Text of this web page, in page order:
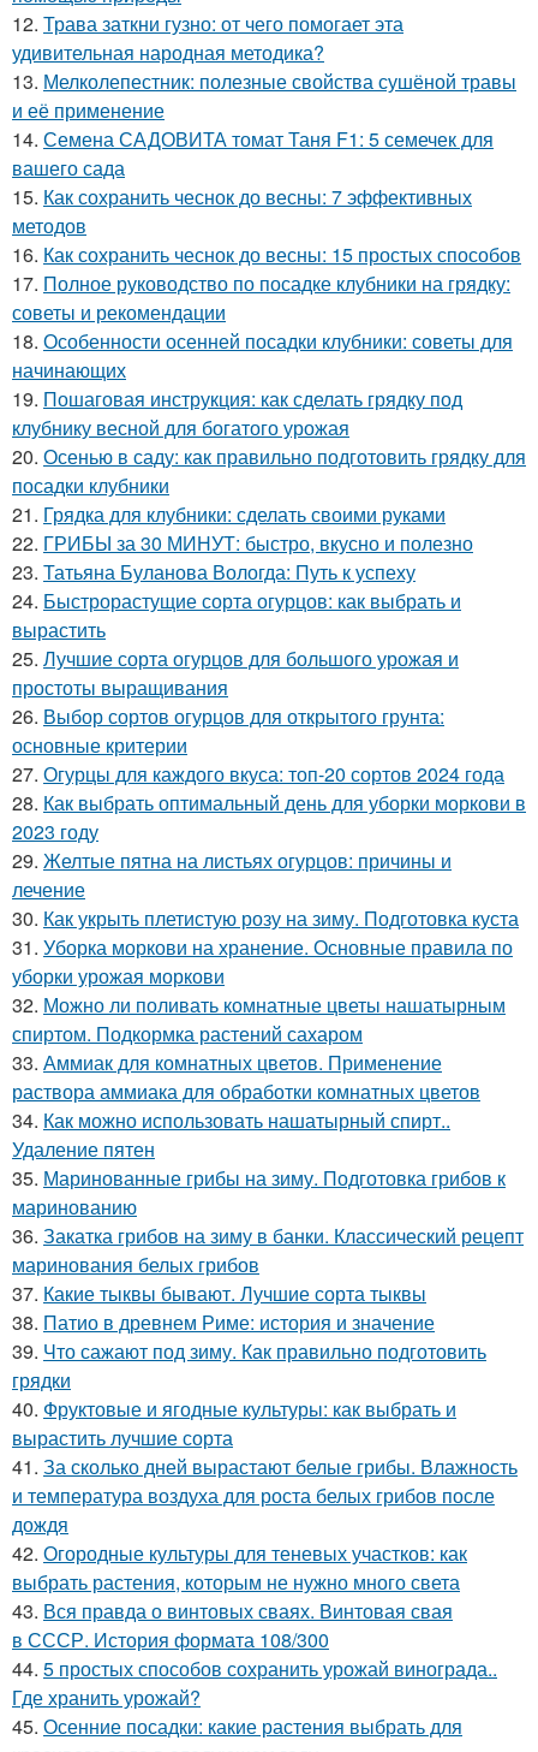
12. Трава заткни гузно: от чего помогает эта
удивительная народная методика?
13. Мелколепестник: полезные свойства сушёной травы
и её применение
14. Семена САДОВИТА томат Таня F1: 5 семечек для
вашего сада
15. Как сохранить чеснок до весны: 7 эффективных
методов
16. Как сохранить чеснок до весны: 15 простых способов
17. Полное руководство по посадке клубники на грядку:
советы и рекомендации
18. Особенности осенней посадки клубники: советы для
начинающих
19. Пошаговая инструкция: как сделать грядку под
клубнику весной для богатого урожая
20. Осенью в саду: как правильно подготовить грядку для
посадки клубники
21. Грядка для клубники: сделать своими руками
22. ГРИБЫ за 30 МИНУТ: быстро, вкусно и полезно
23. Татьяна Буланова Вологда: Путь к успеху
24. Быстрорастущие сорта огурцов: как выбрать и
вырастить
25. Лучшие сорта огурцов для большого урожая и
простоты выращивания
26. Выбор сортов огурцов для открытого грунта:
основные критерии
27. Огурцы для каждого вкуса: топ-20 сортов 2024 года
28. Как выбрать оптимальный день для уборки моркови в
2023 году
29. Желтые пятна на листьях огурцов: причины и
лечение
30. Как укрыть плетистую розу на зиму. Подготовка куста
31. Уборка моркови на хранение. Основные правила по
уборки урожая моркови
32. Можно ли поливать комнатные цветы нашатырным
спиртом. Подкормка растений сахаром
33. Аммиак для комнатных цветов. Применение
раствора аммиака для обработки комнатных цветов
34. Как можно использовать нашатырный спирт..
Удаление пятен
35. Маринованные грибы на зиму. Подготовка грибов к
маринованию
36. Закатка грибов на зиму в банки. Классический рецепт
маринования белых грибов
37. Какие тыквы бывают. Лучшие сорта тыквы
38. Патио в древнем Риме: история и значение
39. Что сажают под зиму. Как правильно подготовить
грядки
40. Фруктовые и ягодные культуры: как выбрать и
вырастить лучшие сорта
41. За сколько дней вырастают белые грибы. Влажность
и температура воздуха для роста белых грибов после
дождя
42. Огородные культуры для теневых участков: как
выбрать растения, которым не нужно много света
43. Вся правда о винтовых сваях. Винтовая свая
в СССР. История формата 108/300
44. 5 простых способов сохранить урожай винограда..
Где хранить урожай?
45. Осенние посадки: какие растения выбрать для